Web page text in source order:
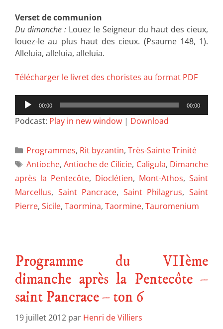
Verset de communion
Du dimanche : Louez le Seigneur du haut des cieux,
louez-le au plus haut des cieux. (Psaume 148, 1).
Alleluia, alleluia, alleluia.
Télécharger le livret des choristes au format PDF
Lecteur
audio
00:00 00:00
Podcast: Play in new window | Download
Programmes, Rit byzantin, Très-Sainte Trinité
Antioche, Antioche de Cilicie, Caligula, Dimanche
après la Pentecôte, Dioclétien, Mont-Athos, Saint
Marcellus, Saint Pancrace, Saint Philagrus,Saint
Pierre, Sicile, Taormina, Taormine, Tauromenium
Programme du VIIème
dimanche après la Pentecôte –
saint Pancrace – ton 6
19 juillet 2012 par Henri de Villiers